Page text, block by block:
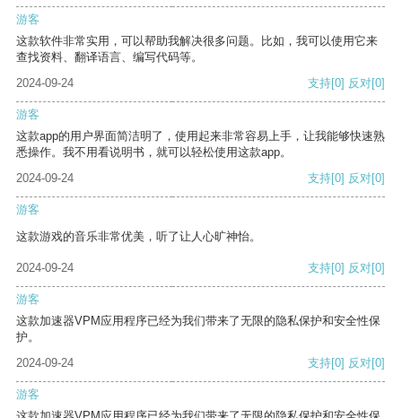
游客
这款软件非常实用，可以帮助我解决很多问题。比如，我可以使用它来
查找资料、翻译语言、编写代码等。
2024-09-24
支持[0] 反对[0]
游客
这款app的用户界面简洁明了，使用起来非常容易上手，让我能够快速熟
悉操作。我不用看说明书，就可以轻松使用这款app。
2024-09-24
支持[0] 反对[0]
游客
这款游戏的音乐非常优美，听了让人心旷神怡。
2024-09-24 支持[0] 反对[0]
游客
这款加速器VPM应用程序已经为我们带来了无限的隐私保护和安全性保
护。
2024-09-24
支持[0] 反对[0]
游客